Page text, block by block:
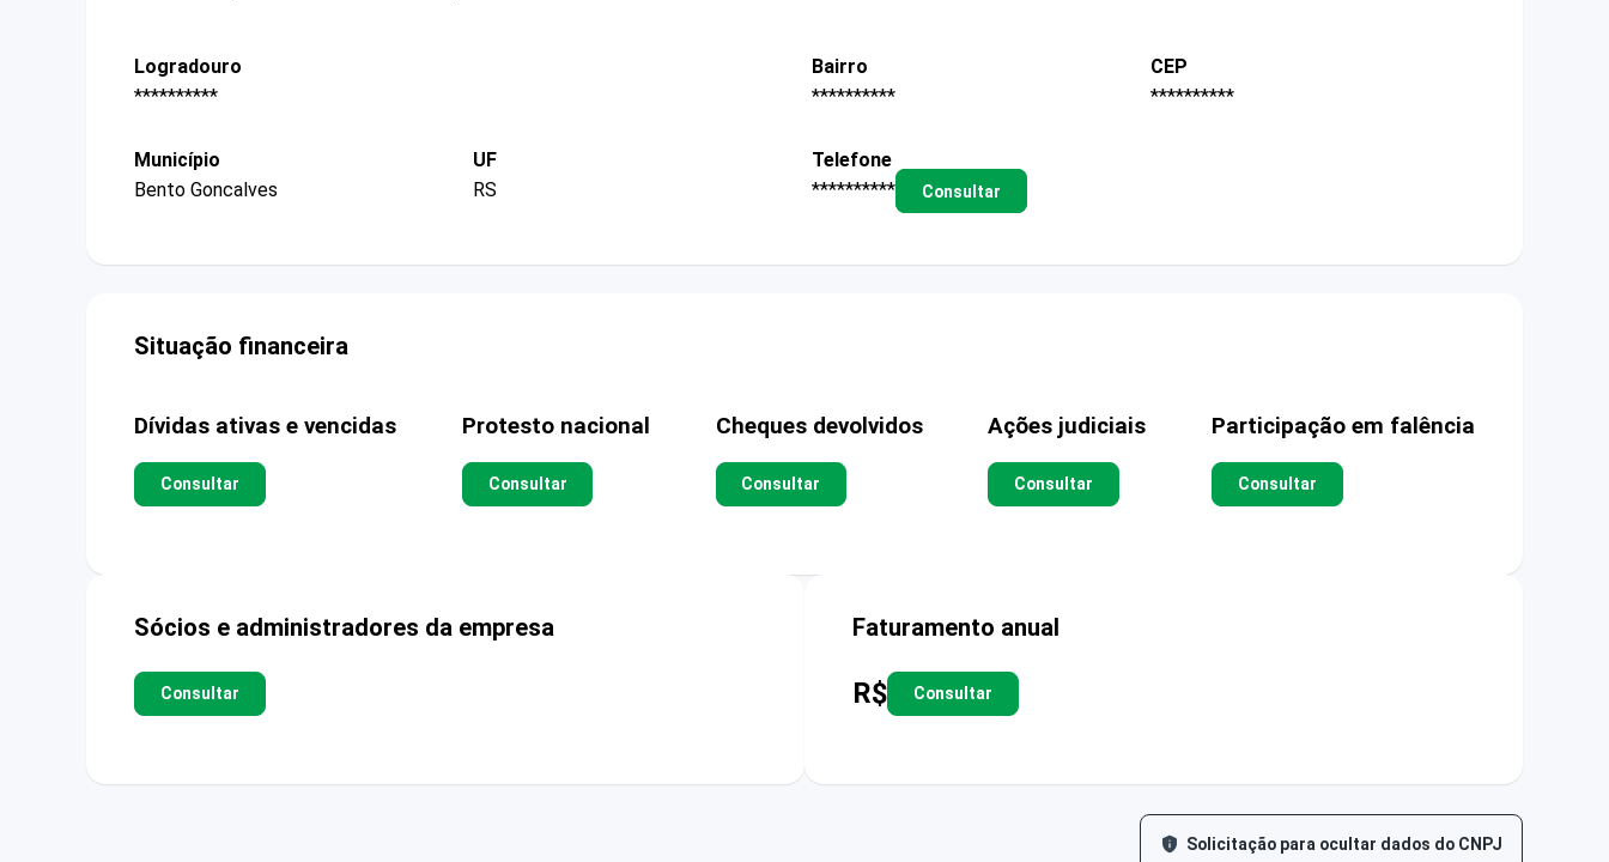
Logradouro
**********
Bairro
**********
CEP
**********
Município
Bento Goncalves
UF
RS
Telefone
**********
Consultar
Situação financeira
Dívidas ativas e vencidas
Consultar
Protesto nacional
Consultar
Cheques devolvidos
Consultar
Ações judiciais
Consultar
Participação em falência
Consultar
Sócios e administradores da empresa
Consultar
Faturamento anual
R$ Consultar
Solicitação para ocultar dados do CNPJ